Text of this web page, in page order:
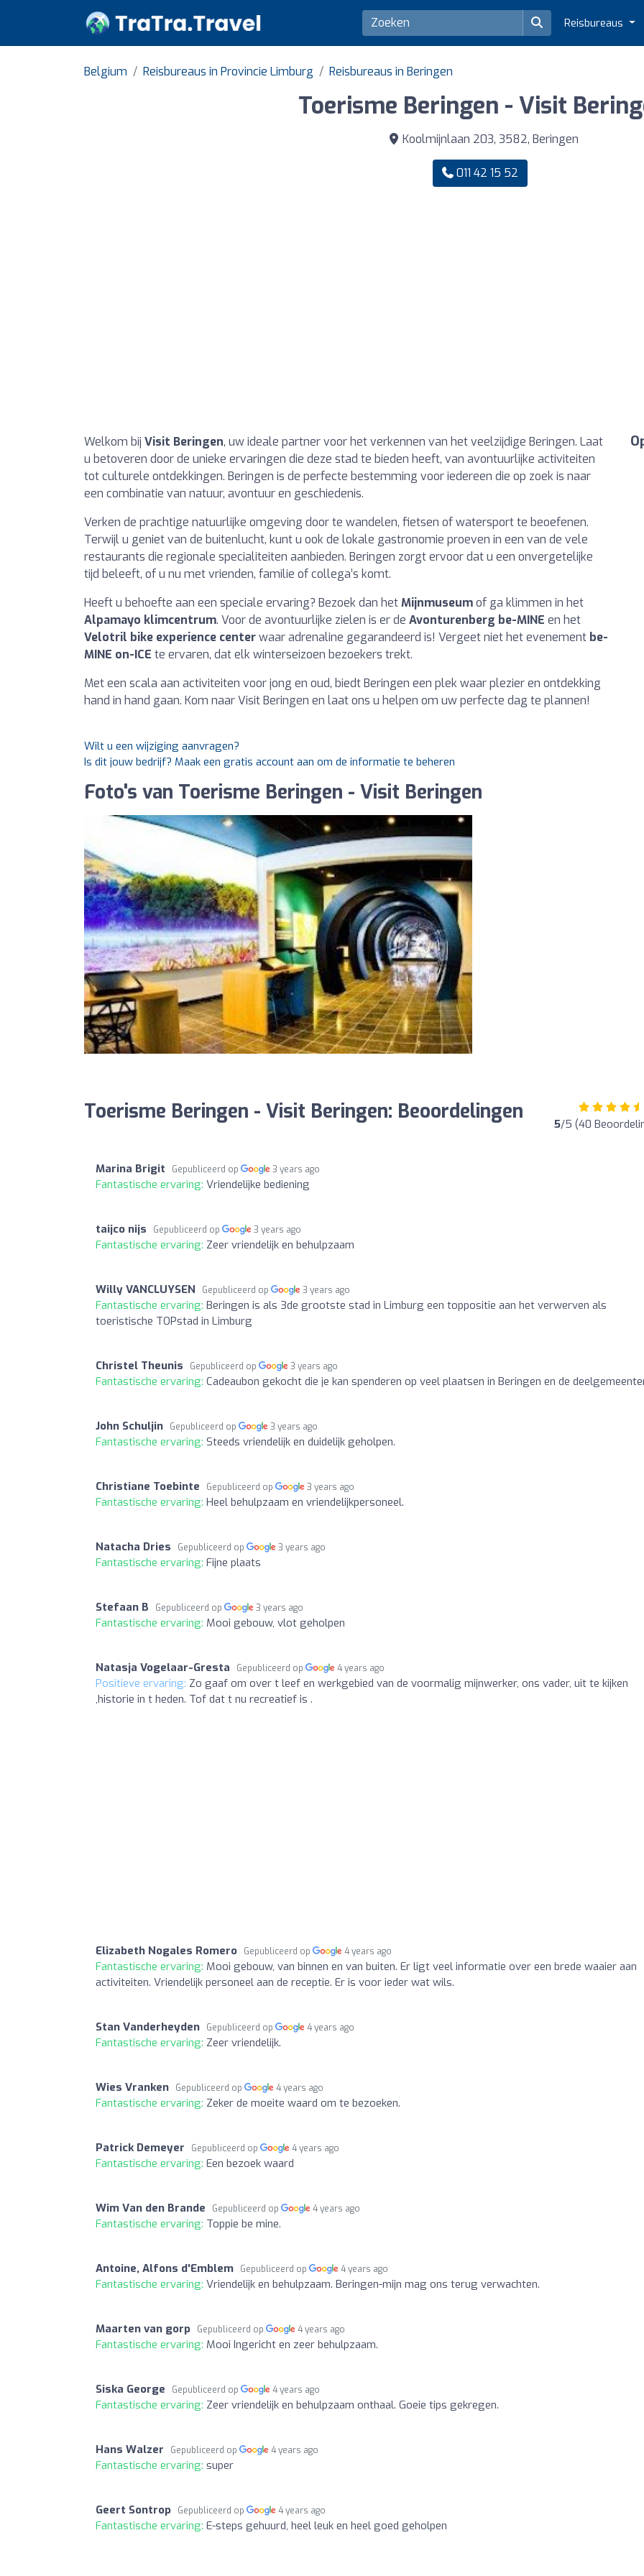
Reisbureaus
Belgium Reisbureaus in Provincie Limburg Reisbureaus in Beringen
Toerisme Beringen - Visit
Koolmijnlaan 203, 3582, Beringen
011 42 15 52
Welkom bij Visit Beringen, uw ideale partner voor het verkennen van het veelzijdige Beringen. Laat
u betoveren door de unieke ervaringen die deze stad te bieden heeft, van avontuurlijke activiteiten
tot culturele ontdekkingen. Beringen is de perfecte bestemming voor iedereen die op zoek is naar
een combinatie van natuur, avontuur en geschiedenis.
Verken de prachtige natuurlijke omgeving door te wandelen, fietsen of watersport te beoefenen.
Terwijl u geniet van de buitenlucht, kunt u ook de lokale gastronomie proeven in een van de vele
restaurants die regionale specialiteiten aanbieden. Beringen zorgt ervoor dat u een onvergetelijke
tijd beleeft, of u nu met vrienden, familie of collega’s komt.
Heeft u behoefte aan een speciale ervaring? Bezoek dan hetMijnmuseumof ga klimmen in het
Alpamayo klimcentrum. Voor de avontuurlijke zielen is er de Avonturenberg be-MINE en het
Velotril bike experience centerwaar adrenaline gegarandeerd is! Vergeet niet het evenement be-
MINE on-ICE te ervaren, dat elk winterseizoen bezoekers trekt.
Met een scala aan activiteiten voor jong en oud, biedt Beringen een plek waar plezier en ontdekking
hand in hand gaan. Kom naar Visit Beringen en laat ons u helpen om uw perfecte dag te plannen!
Wilt u een wijziging aanvragen?
Is dit jouw bedrijf? Maak een gratis account aan om de informatie te beheren
Foto's van Toerisme Beringen - Visit Beringen
Toerisme Beringen - Visit Beringen: Beoordelingen 5/5 (40
Marina Brigit Gepubliceerd op 3 years ago
Fantastische ervaring: Vriendelijke bediening
taijco nijs Gepubliceerd op 3 years ago
Fantastische ervaring: Zeer vriendelijk en behulpzaam
Willy VANCLUYSEN Gepubliceerd op 3 years ago
Fantastische ervaring: Beringen is als 3de grootste stad in Limburg een toppositie aan het verwerven als
toeristische TOPstad in Limburg
Christel Theunis Gepubliceerd op 3 years ago
Fantastische ervaring: Cadeaubon gekocht die je kan spenderen op veel plaatsen in Beringen en de
John Schuljin Gepubliceerd op 3 years ago
Fantastische ervaring: Steeds vriendelijk en duidelijk geholpen.
Christiane Toebinte Gepubliceerd op 3 years ago
Fantastische ervaring: Heel behulpzaam en vriendelijkpersoneel.
Natacha Dries Gepubliceerd op 3 years ago
Fantastische ervaring: Fijne plaats
Stefaan B Gepubliceerd op 3 years ago
Fantastische ervaring: Mooi gebouw, vlot geholpen
Natasja Vogelaar-Gresta Gepubliceerd op 4 years ago
Positieve ervaring: Zo gaaf om over t leef en werkgebied van de voormalig mijnwerker, ons vader, uit te kijken
,historie in t heden. Tof dat t nu recreatief is .
Elizabeth Nogales Romero Gepubliceerd op 4 years ago
Fantastische ervaring: Mooi gebouw, van binnen en van buiten. Er ligt veel informatie over een brede waaier aan
activiteiten. Vriendelijk personeel aan de receptie. Er is voor ieder wat wils.
Stan Vanderheyden Gepubliceerd op 4 years ago
Fantastische ervaring: Zeer vriendelijk.
Wies Vranken Gepubliceerd op 4 years ago
Fantastische ervaring: Zeker de moeite waard om te bezoeken.
Patrick Demeyer Gepubliceerd op 4 years ago
Fantastische ervaring: Een bezoek waard
Wim Van den Brande Gepubliceerd op 4 years ago
Fantastische ervaring: Toppie be mine.
Antoine, Alfons d'Emblem Gepubliceerd op 4 years ago
Fantastische ervaring: Vriendelijk en behulpzaam. Beringen-mijn mag ons terug verwachten.
Maarten van gorp Gepubliceerd op 4 years ago
Fantastische ervaring: Mooi Ingericht en zeer behulpzaam.
Siska George Gepubliceerd op 4 years ago
Fantastische ervaring: Zeer vriendelijk en behulpzaam onthaal. Goeie tips gekregen.
Hans Walzer Gepubliceerd op 4 years ago
Fantastische ervaring: super
Geert Sontrop Gepubliceerd op 4 years ago
Fantastische ervaring: E-steps gehuurd, heel leuk en heel goed geholpen